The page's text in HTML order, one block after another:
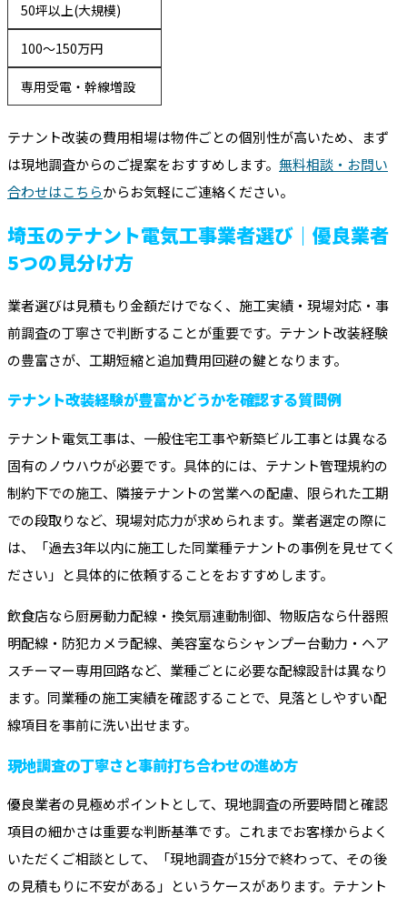
50坪以上(大規模)
100～150万円
専用受電・幹線増設
テナント改装の費用相場は物件ごとの個別性が高いため、まず
は現地調査からのご提案をおすすめします。 無料相談・お問い
合わせはこちらからお気軽にご連絡ください。
埼玉のテナント電気工事業者選び｜優良業者
5つの見分け方
業者選びは見積もり金額だけでなく、施工実績・現場対応・事
前調査の丁寧さで判断することが重要です。テナント改装経験
の豊富さが、工期短縮と追加費用回避の鍵となります。
テナント改装経験が豊富かどうかを確認する質問例
テナント電気工事は、一般住宅工事や新築ビル工事とは異なる
固有のノウハウが必要です。具体的には、テナント管理規約の
制約下での施工、隣接テナントの営業への配慮、限られた工期
での段取りなど、現場対応力が求められます。業者選定の際に
は、「過去3年以内に施工した同業種テナントの事例を見せてく
ださい」と具体的に依頼することをおすすめします。
飲食店なら厨房動力配線・換気扇連動制御、物販店なら什器照
明配線・防犯カメラ配線、美容室ならシャンプー台動力・ヘア
スチーマー専用回路など、業種ごとに必要な配線設計は異なり
ます。同業種の施工実績を確認することで、見落としやすい配
線項目を事前に洗い出せます。
現地調査の丁寧さと事前打ち合わせの進め方
優良業者の見極めポイントとして、現地調査の所要時間と確認
項目の細かさは重要な判断基準です。これまでお客様からよく
いただくご相談として、「現地調査が15分で終わって、その後
の見積もりに不安がある」というケースがあります。テナント